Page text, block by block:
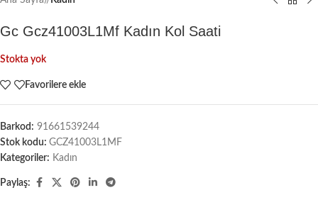
Gc Gcz41003L1Mf Kadın Kol Saati
Stokta yok
Favorilere ekle
Barkod: 91661539244
Stok kodu: GCZ41003L1MF
Kategoriler: Kadın
Paylaş: